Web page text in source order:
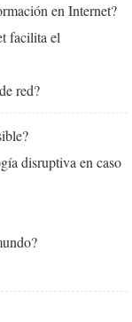
en Internet?
facilita el
red?
disruptiva en caso